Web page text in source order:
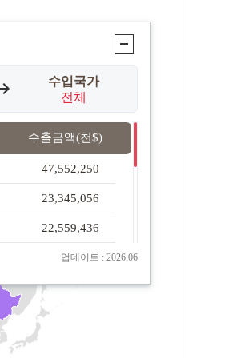
수입국가
전체
수출금액(천$)
47,552,250
23,345,056
22,559,436
14,615,331
4,098,562
3,624,108
업데이트 : 2026.06